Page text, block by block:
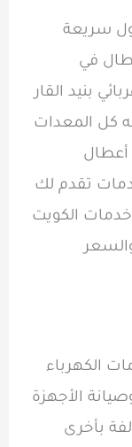
سريعة
في
بنيد القار
كل المعدات
أعطال
تقدم لك
خدمات الكويت
الكهرباء
الأجهزة
بأخرى